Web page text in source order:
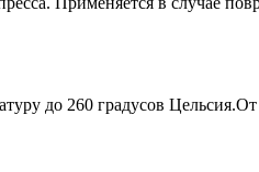
до 260 градусов Цельсия.От